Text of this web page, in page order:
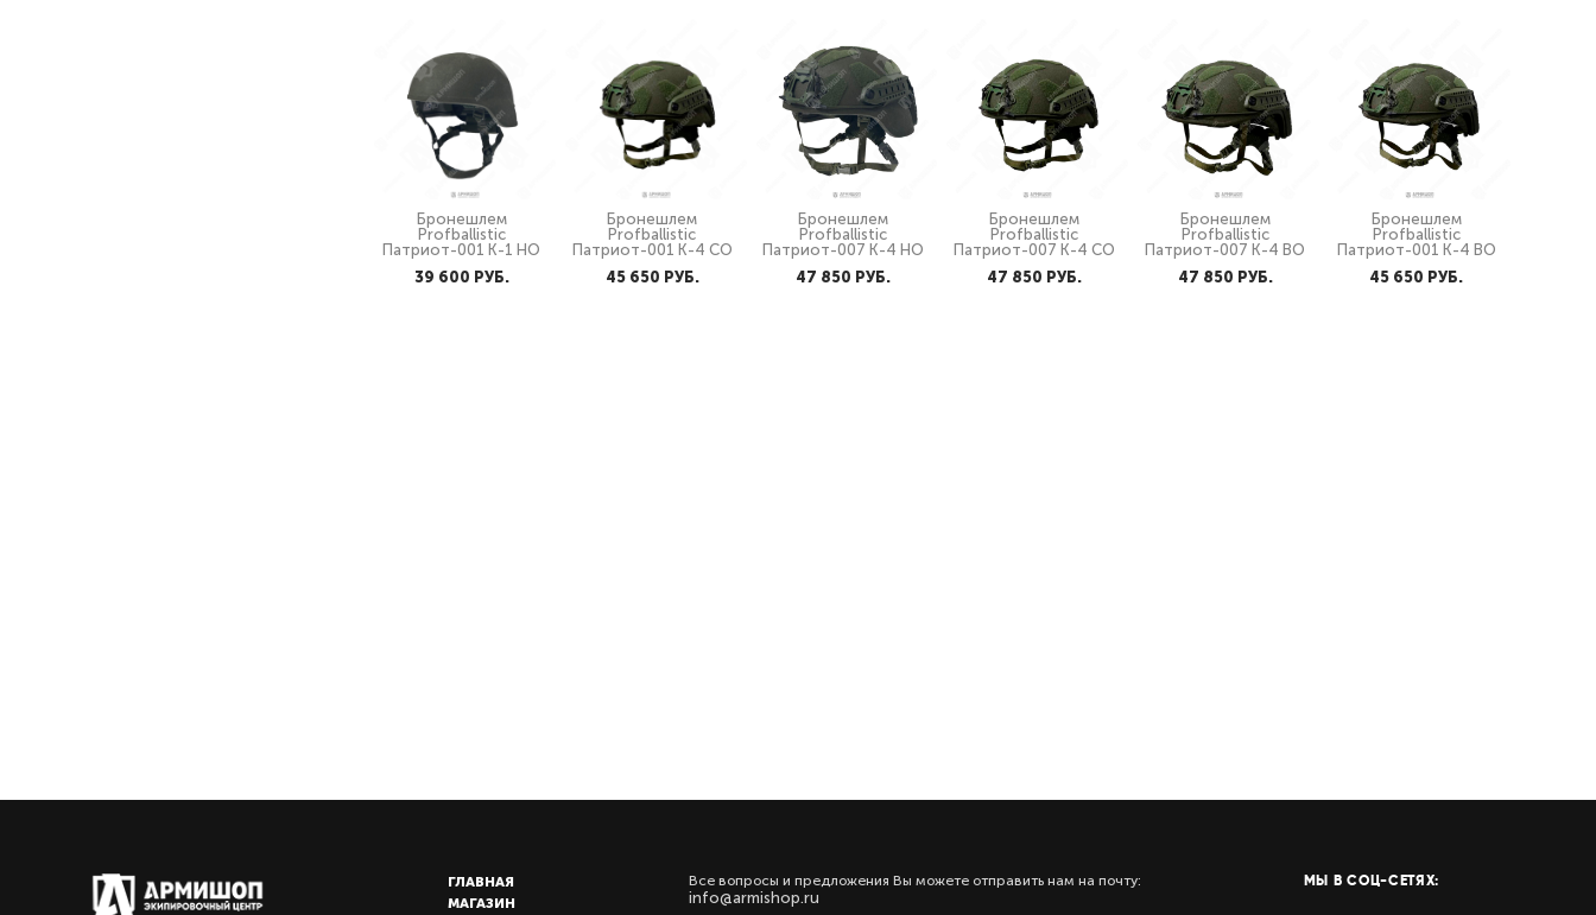
Бронешлем
Profballistic
Патриот-001 К-1 НО
39 600 PУБ.
Бронешлем
Profballistic
Патриот-001 К-4 СО
45 650 PУБ.
Бронешлем
Profballistic
Патриот-007 К-4 НО
47 850 PУБ.
Бронешлем
Profballistic
Патриот-007 К-4 СО
47 850 PУБ.
Бронешлем
Profballistic
Патриот-007 К-4 ВО
47 850 PУБ.
Бронешлем
Profballistic
Патриот-001 К-4 ВО
45 650 PУБ.
ГЛАВНАЯ
МАГАЗИН
Все вопросы и предложения Вы можете отправить нам на почту:
info@armishop.ru
МЫ В СОЦ-СЕТЯХ: